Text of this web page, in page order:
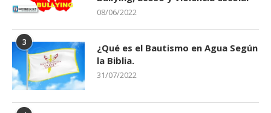
08/06/2022
3
¿Qué es el Bautismo en Agua Según
la Biblia.
31/07/2022